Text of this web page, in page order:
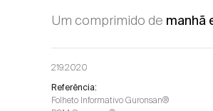
Um comprimido de manhã
219.2020
Referência:
Folheto Informativo Guronsan®